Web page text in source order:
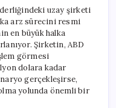
Yolunda:
SpaceX
Halka
Arz
Sürecine
Girdi
için
uzay şirketi
arz sürecini resmi
en büyük halka
Şirketin, ABD
görmesi
dolara kadar
gerçekleşirse,
yolunda önemli bir